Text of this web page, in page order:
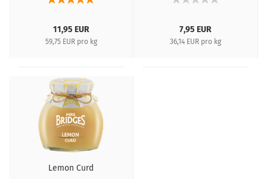
11,95 EUR
59,75 EUR pro kg
7,95 EUR
36,14 EUR pro kg
Lemon Curd